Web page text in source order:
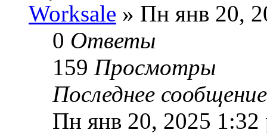
Worksale » Пн янв 20,
0 Ответы
159 Просмотры
Последнее
Пн янв 20, 2025 1:32